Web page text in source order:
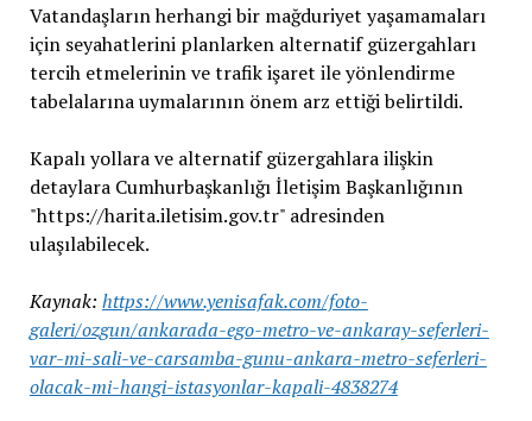
Vatandaşların herhangi bir mağduriyet yaşamamaları
için seyahatlerini planlarken alternatif güzergahları
tercih etmelerinin ve trafik işaret ile yönlendirme
tabelalarına uymalarının önem arz ettiği belirtildi.
Kapalı yollara ve alternatif güzergahlara ilişkin
detaylara Cumhurbaşkanlığı İletişim Başkanlığının
"https://harita.iletisim.gov.tr" adresinden
ulaşılabilecek.
Kaynak: https://www.yenisafak.com/foto-
galeri/ozgun/ankarada-ego-metro-ve-ankaray-seferleri-
var-mi-sali-ve-carsamba-gunu-ankara-metro-seferleri-
olacak-mi-hangi-istasyonlar-kapali-4838274